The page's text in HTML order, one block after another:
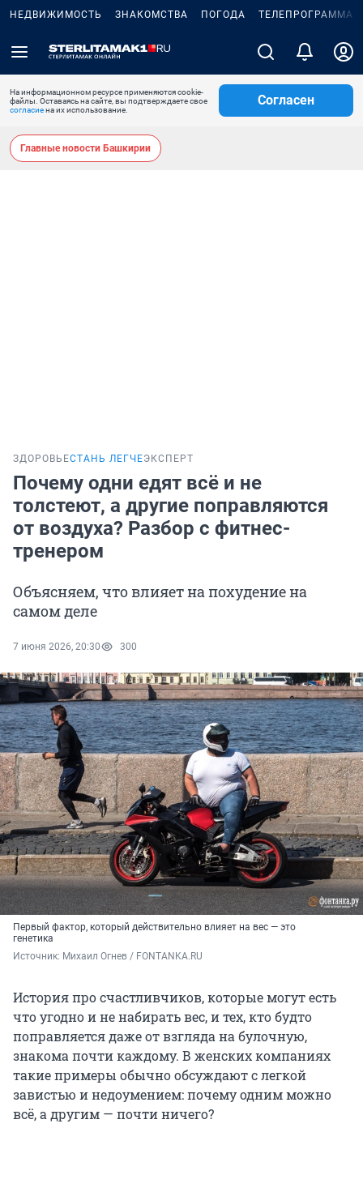
НЕДВИЖИМОСТЬ ЗНАКОМСТВА ПОГОДА ТЕЛЕПРОГРАММА
На информационном ресурсе применяются cookie-
файлы. Оставаясь на сайте, вы подтверждаете свое
согласиена их использование.
Согласен
Главные новости Башкирии
ЗДОРОВЬЕСТАНЬ ЛЕГЧЕЭКСПЕРТ
Почему одни едят всё и не
толстеют, а другие поправляются
от воздуха? Разбор с фитнес-
тренером
Объясняем, что влияет на похудение на
самом деле
7 июня 2026, 20:30 300
Первый фактор, который действительно влияет на вес — это
генетика
Источник: Михаил Огнев / FONTANKA.RU
История про счастливчиков, которые могут есть
что угодно и не набирать вес, и тех, кто будто
поправляется даже от взгляда на булочную,
знакома почти каждому. В женских компаниях
такие примеры обычно обсуждают с легкой
завистью и недоумением: почему одним можно
всё, а другим — почти ничего?